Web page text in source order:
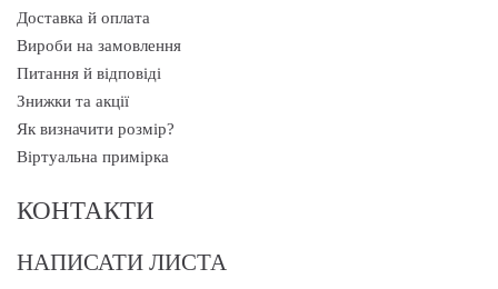
Доставка й оплата
Вироби на замовлення
Питання й відповіді
Знижки та акції
Як визначити розмір?
Віртуальна примірка
КОНТАКТИ
НАПИСАТИ ЛИСТА